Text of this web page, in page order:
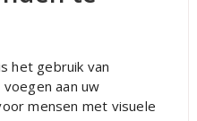
het gebruik van
aan uw
mensen met visuele